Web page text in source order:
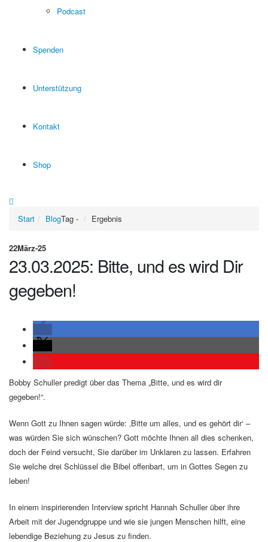
Podcast
Spenden
Unterstützung
Kontakt
Shop
Start BlogTag - Ergebnis
22März-25
23.03.2025: Bitte, und es wird Dir
gegeben!
Bobby Schuller predigt über das Thema „Bitte, und es wird dir
gegeben!“.
Wenn Gott zu Ihnen sagen würde: ‚Bitte um alles, und es gehört dir‘ –
was würden Sie sich wünschen? Gott möchte Ihnen all dies schenken,
doch der Feind versucht, Sie darüber im Unklaren zu lassen. Erfahren
Sie welche drei Schlüssel die Bibel offenbart, um in Gottes Segen zu
leben!
In einem inspirierenden Interview spricht Hannah Schuller über ihre
Arbeit mit der Jugendgruppe und wie sie jungen Menschen hilft, eine
lebendige Beziehung zu Jesus zu finden.